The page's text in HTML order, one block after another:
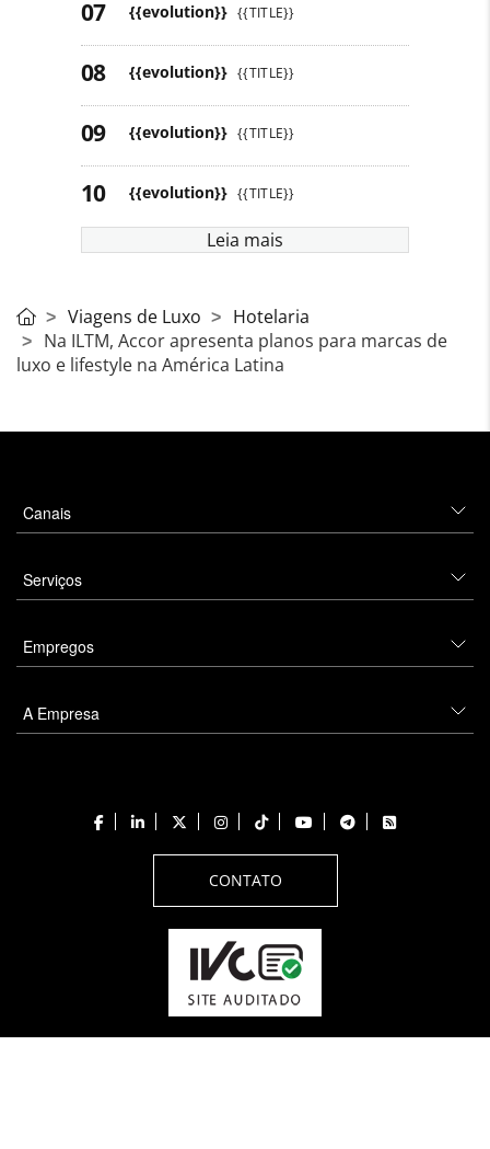
{{evolution}} {{TITLE}}
{{evolution}} {{TITLE}}
{{evolution}} {{TITLE}}
{{evolution}} {{TITLE}}
Leia mais
Viagens de Luxo
Hotelaria
Na ILTM, Accor apresenta planos para marcas de
luxo e lifestyle na América Latina
Canais
Serviços
Empregos
A Empresa
CONTATO